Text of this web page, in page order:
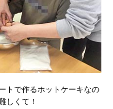
トで作るホットケーキなの
しくて！